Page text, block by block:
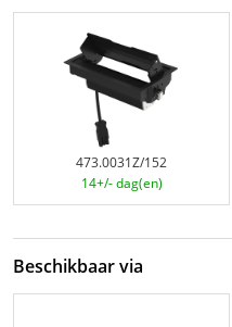
473.0031Z/152
14+/- dag(en)
Beschikbaar via